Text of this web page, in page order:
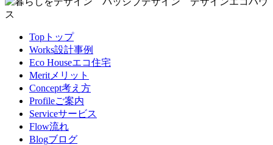
Top トップ
Works設計事例
Eco Houseエコ住宅
Merit メリット
Concept考え方
Profileご案内
Serviceサービス
Flow流れ
Blogブログ